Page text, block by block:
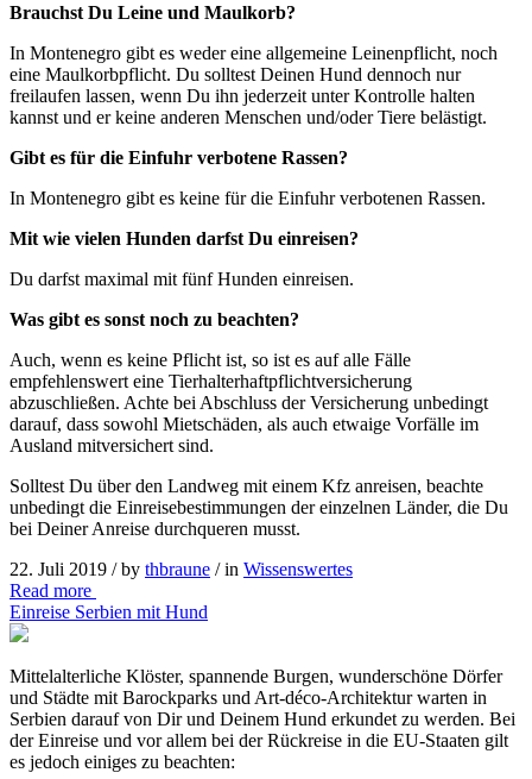
Brauchst Du Leine und Maulkorb?
In Montenegro gibt es weder eine allgemeine Leinenpflicht, noch
eine Maulkorbpflicht. Du solltest Deinen Hund dennoch nur
freilaufen lassen, wenn Du ihn jederzeit unter Kontrolle halten
kannst und er keine anderen Menschen und/oder Tiere belästigt.
Gibt es für die Einfuhr verbotene Rassen?
In Montenegro gibt es keine für die Einfuhr verbotenen Rassen.
Mit wie vielen Hunden darfst Du einreisen?
Du darfst maximal mit fünf Hunden einreisen.
Was gibt es sonst noch zu beachten?
Auch, wenn es keine Pflicht ist, so ist es auf alle Fälle
empfehlenswert eine Tierhalterhaftpflichtversicherung
abzuschließen. Achte bei Abschluss der Versicherung unbedingt
darauf, dass sowohl Mietschäden, als auch etwaige Vorfälle im
Ausland mitversichert sind.
Solltest Du über den Landweg mit einem Kfz anreisen, beachte
unbedingt die Einreisebestimmungen der einzelnen Länder, die Du
bei Deiner Anreise durchqueren musst.
22. Juli 2019 /by thbraune / in Wissenswertes
Read more
Einreise Serbien mit Hund
Mittelalterliche Klöster, spannende Burgen, wunderschöne Dörfer
und Städte mit Barockparks und Art‑déco-Architektur warten in
Serbien darauf von Dir und Deinem Hund erkundet zu werden. Bei
der Einreise und vor allem bei der Rückreise in die EU-Staaten gilt
es jedoch einiges zu beachten: